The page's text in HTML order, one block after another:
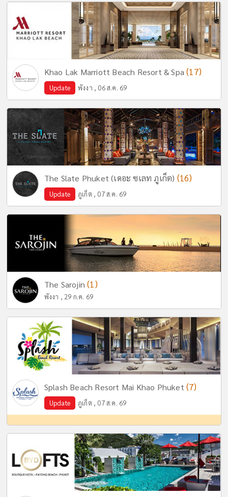
Khao Lak Marriott Beach Resort & Spa(17)
Update พังงา , 06 ส.ค. 69
The Slate Phuket (เดอะ ซเลท ภูเก็ต) (16)
Update ภูเก็ต , 07 ส.ค. 69
The Sarojin(1)
พังงา , 29 ก.ค. 69
Splash Beach Resort Mai Khao Phuket (7)
Update ภูเก็ต , 07 ส.ค. 69